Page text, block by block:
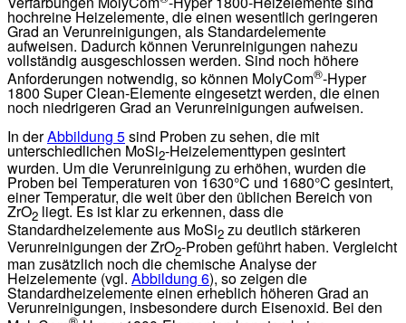
hochreine Heizelemente, die einen wesentlich geringeren
Grad an Verunreinigungen, als Standardelemente
aufweisen. Dadurch können Verunreinigungen nahezu
vollständig ausgeschlossen werden. Sind noch höhere
Anforderungen notwendig, so können MolyCom®-Hyper
1800 Super Clean-Elemente eingesetzt werden, die einen
noch niedrigeren Grad an Verunreinigungen aufweisen.
In derAbbildung 5sind Proben zu sehen, die mit
unterschiedlichen MoSi2-Heizelementtypen gesintert
wurden. Um die Verunreinigung zu erhöhen, wurden die
Proben bei Temperaturen von 1630°C und 1680°C gesintert,
einer Temperatur, die weit über den üblichen Bereich von
ZrO2 liegt. Es ist klar zu erkennen, dass die
Standardheizelemente aus MoSi2 zu deutlich stärkeren
Verunreinigungen der ZrO2-Proben geführt haben. Vergleicht
man zusätzlich noch die chemische Analyse der
Heizelemente (vgl. Abbildung 6), so zeigen die
Standardheizelemente einen erheblich höheren Grad an
Verunreinigungen, insbesondere durch Eisenoxid. Bei den